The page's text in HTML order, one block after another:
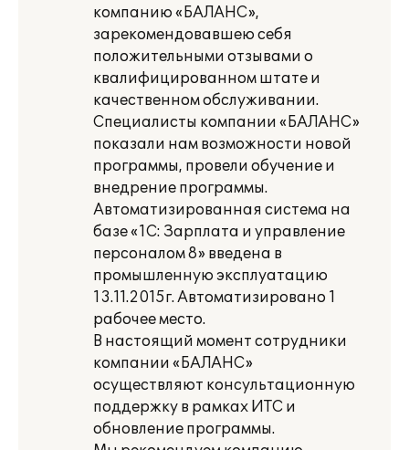
компанию «БАЛАНС»,
зарекомендовавшею себя
положительными отзывами о
квалифицированном штате и
качественном обслуживании.
Специалисты компании «БАЛАНС»
показали нам возможности новой
программы, провели обучение и
внедрение программы.
Автоматизированная система на
базе «1С: Зарплата и управление
персоналом 8» введена в
промышленную эксплуатацию
13.11.2015г. Автоматизировано 1
рабочее место.
В настоящий момент сотрудники
компании «БАЛАНС»
осуществляют консультационную
поддержку в рамках ИТС и
обновление программы.